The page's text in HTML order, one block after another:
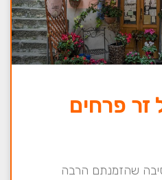
זר פרחים
שהזמנתם הרבה